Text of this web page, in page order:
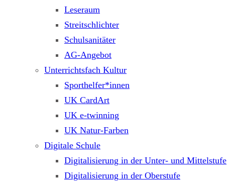
Leseraum
Streitschlichter
Schulsanitäter
AG-Angebot
Unterrichtsfach Kultur
Sporthelfer*innen
UK CardArt
UK e-twinning
UK Natur-Farben
Digitale Schule
Digitalisierung in der Unter- und Mittelstufe
Digitalisierung in der Oberstufe